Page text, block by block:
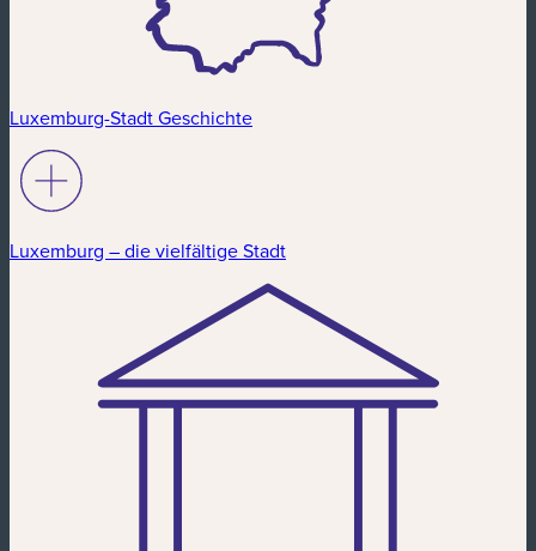
Luxemburg-Stadt Geschichte
Luxemburg – die vielfältige Stadt